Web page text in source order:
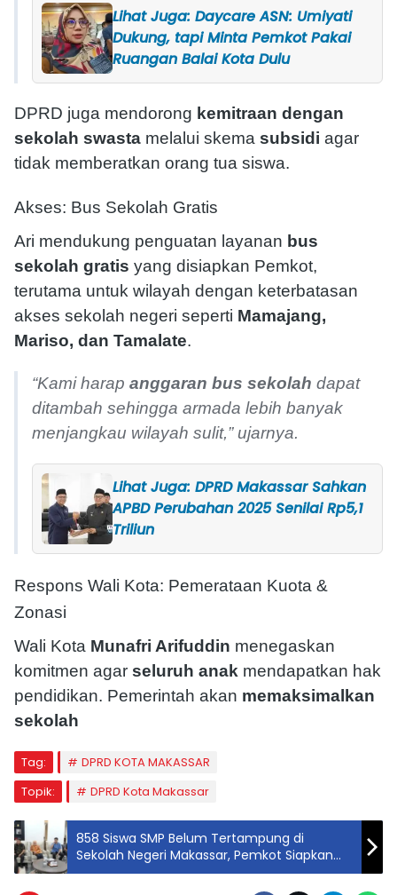
Lihat Juga: Daycare ASN: Umiyati
Dukung, tapi Minta Pemkot Pakai
Ruangan Balai Kota Dulu
DPRD juga mendorong kemitraan dengan
sekolah swasta melalui skema subsidi agar
tidak memberatkan orang tua siswa.
Akses: Bus Sekolah Gratis
Ari mendukung penguatan layanan bus
sekolah gratis yang disiapkan Pemkot,
terutama untuk wilayah dengan keterbatasan
akses sekolah negeri seperti Mamajang,
Mariso, dan Tamalate.
“Kami harap anggaran bus sekolah dapat
ditambah sehingga armada lebih banyak
menjangkau wilayah sulit,” ujarnya.
Lihat Juga: DPRD Makassar Sahkan
APBD Perubahan 2025 Senilai Rp5,1
Triliun
Respons Wali Kota: Pemerataan Kuota &
Zonasi
Wali Kota Munafri Arifuddin menegaskan
komitmen agar seluruh anak mendapatkan hak
pendidikan. Pemerintah akan memaksimalkan
sekolah
Tag:
DPRD KOTA MAKASSAR
Topik:
DPRD Kota Makassar
858 Siswa SMP Belum Tertampung di
Sekolah Negeri Makassar, Pemkot Siapkan
Sejumlah Opsi